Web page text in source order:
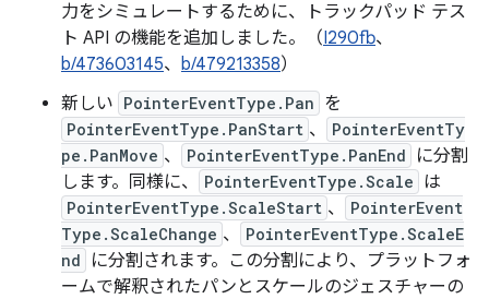
力をシミュレートするために、トラックパッド テス
ト API の機能を追加しました。（I290fb、
b/473603145、 b/479213358）
新しい PointerEventType.Pan を
PointerEventType.PanStart 、
PointerEventTy
pe.PanMove 、 PointerEventType.PanEnd
に分割
します。同様に、
PointerEventType.Scale は
PointerEventType.ScaleStart 、
PointerEvent
Type.ScaleChange 、
PointerEventType.ScaleE
nd
に分割されます。この分割により、プラットフォ
ームで解釈されたパンとスケールのジェスチャーの